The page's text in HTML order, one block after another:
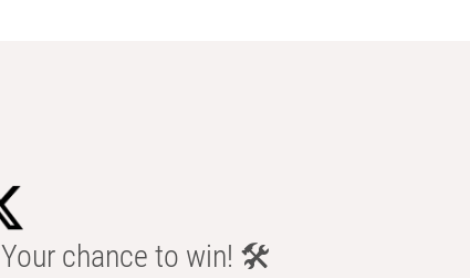
chance to win! 🛠️